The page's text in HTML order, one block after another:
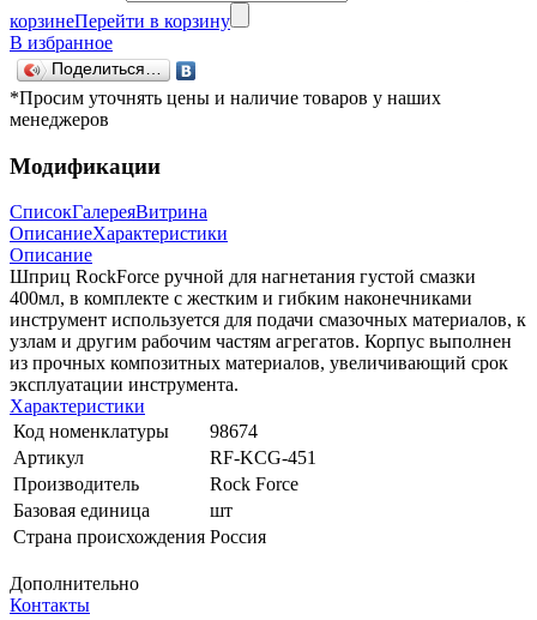
корзинеПерейти в корзину
В избранное
Поделиться…
*Просим уточнять цены и наличие товаров у наших
менеджеров
Модификации
СписокГалереяВитрина
ОписаниеХарактеристики
Описание
Шприц RockForce ручной для нагнетания густой смазки
400мл, в комплекте с жестким и гибким наконечниками
инструмент используется для подачи смазочных материалов, к
узлам и другим рабочим частям агрегатов. Корпус выполнен
из прочных композитных материалов, увеличивающий срок
эксплуатации инструмента.
Характеристики
Код номенклатуры
98674
Артикул
RF-KCG-451
Производитель
Rock Force
Базовая единица
шт
Страна происхождения Россия
Дополнительно
Контакты